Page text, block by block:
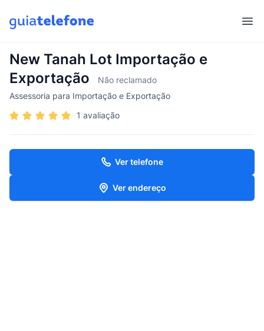
New Tanah Lot Importação e
Exportação
Não reclamado
Assessoria para Importação e Exportação
1 avaliação
Ver telefone
Ver endereço